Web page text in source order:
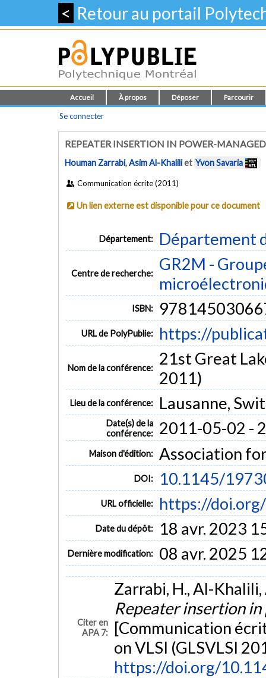
< Retour au portail
Accueil À propos Déposer Parcourir
Se connecter
REPEATER INSERTION IN POWER-MANAGED
Houman Zarrabi,Asim Al-Khaliliet Yvon Savaria
Communication écrite (2011)
Un lien externe est disponible pour ce document
Département: Département
Centre de recherche:
GR2M -
ISBN:
URL de PolyPublie: https://
Nom de la conférence:
21st Great
2011)
Lieu de la conférence: Lausanne,
Date(s) de la
conférence:
2011-05-02 -
Maison d'édition: Association
DOI: 10.1145/
URL officielle: https://
Date du dépôt: 18 avr. 2023
Dernière modification: 08 avr. 2025
Citer en
APA 7:
Zarrabi, H., Al-Khalili,
Repeater insertion in
[Communication
on VLSI (GLSVLSI
https://doi.org/